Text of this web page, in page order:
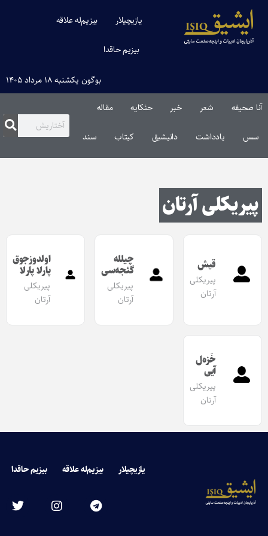
یازیچیلار بیزیم‌له علاقه
بیزیم حاقدا
بوگون یکشنبه ۱۸ مرداد ۱۴۰۵
آنا صحیفه شعر خبر حئکایه مقاله‌
سس یادداشت دانیشیق کیتاب سند
پیریکلی آرتان
قیش
پیریکلی
آرتان
چیلله
گئجه‌سی
پیریکلی
آرتان
اولدوزجوق
پارلا پارلا
پیریکلی
آرتان
خَزه‌ل
آیی
پیریکلی
آرتان
یازیچیلار بیزیم‌له علاقه بیزیم حاقدا